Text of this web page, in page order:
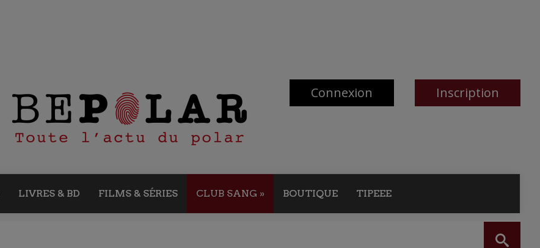
Connexion Inscription
LIVRES & BD FILMS & SÉRIES CLUB SANG » BOUTIQUE TIPEEE